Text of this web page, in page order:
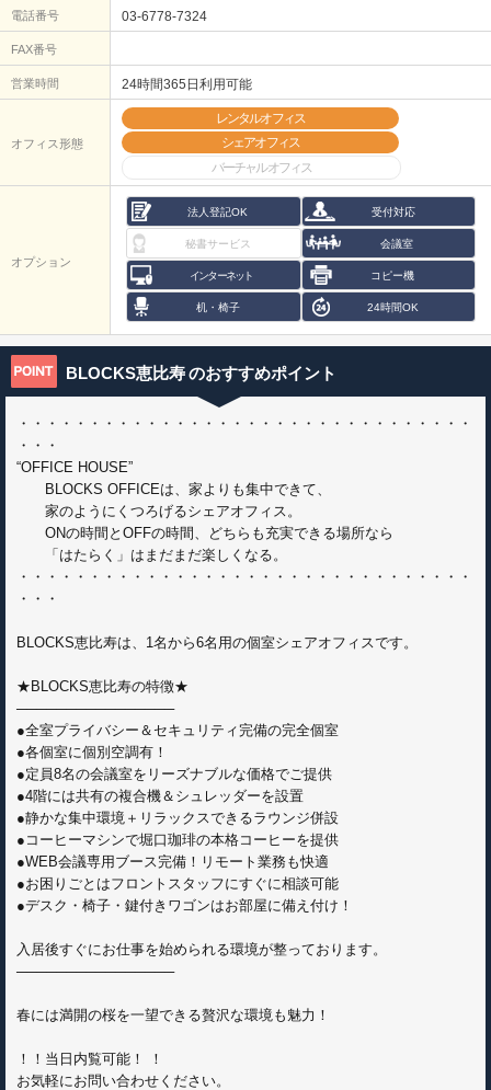
電話番号 03-6778-7324
FAX番号
営業時間 24時間365日利用可能
オフィス形態
レンタルオフィス
シェアオフィス
バーチャルオフィス
オプション
法人登記OK 受付対応
秘書サービス 会議室
インターネット コピー機
机・椅子 24時間OK
BLOCKS恵比寿のおすすめポイント
・・・・・・・・・・・・・・・・・・・・・・・・・・・・・・・・
・・・
“OFFICE HOUSE”
BLOCKS OFFICEは、家よりも集中できて、
家のようにくつろげるシェアオフィス。
ONの時間とOFFの時間、どちらも充実できる場所なら
「はたらく」はまだまだ楽しくなる。
・・・・・・・・・・・・・・・・・・・・・・・・・・・・・・・・
・・・
BLOCKS恵比寿は、1名から6名用の個室シェアオフィスです。
★BLOCKS恵比寿の特徴★
────────────────
●全室プライバシー＆セキュリティ完備の完全個室
●各個室に個別空調有！
●定員8名の会議室をリーズナブルな価格でご提供
●4階には共有の複合機＆シュレッダーを設置
●静かな集中環境＋リラックスできるラウンジ併設
●コーヒーマシンで堀口珈琲の本格コーヒーを提供
●WEB会議専用ブース完備！リモート業務も快適
●お困りごとはフロントスタッフにすぐに相談可能
●デスク・椅子・鍵付きワゴンはお部屋に備え付け！
入居後すぐにお仕事を始められる環境が整っております。
────────────────
春には満開の桜を一望できる贅沢な環境も魅力！
！！当日内覧可能！ ！
お気軽にお問い合わせください。